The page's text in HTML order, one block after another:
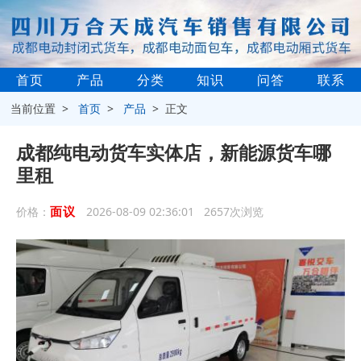
首页 产品 分类 知识 问答 联系
当前位置 >首页 > 产品 > 正文
成都纯电动货车实体店，新能源货车哪
里租
价格： 面议 2026-08-09 02:36:01 2657次浏览